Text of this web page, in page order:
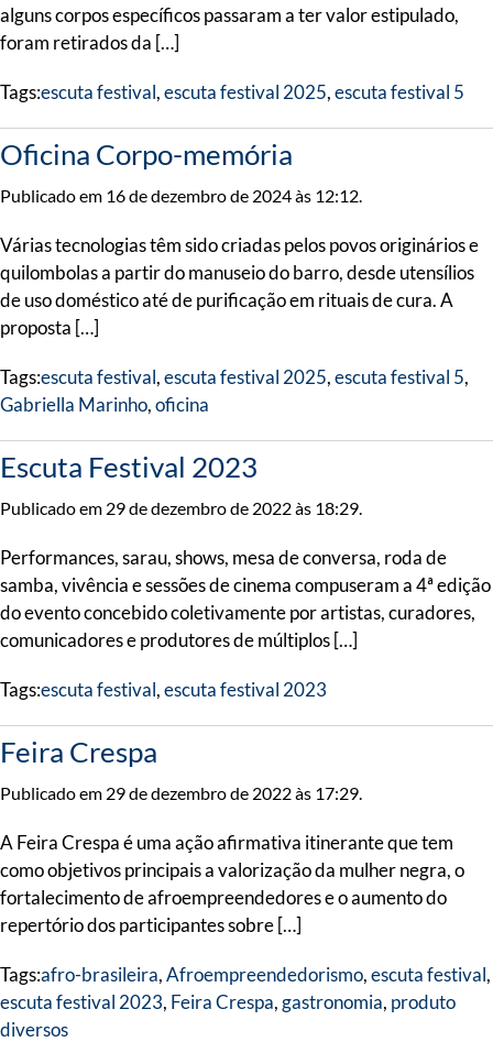
alguns corpos específicos passaram a ter valor estipulado,
foram retirados da […]
Tags:escuta festival,escuta festival 2025,escuta festival 5
Oficina Corpo-memória
Publicado em 16 de dezembro de 2024 às 12:12.
Várias tecnologias têm sido criadas pelos povos originários e
quilombolas a partir do manuseio do barro, desde utensílios
de uso doméstico até de purificação em rituais de cura. A
proposta […]
Tags:escuta festival,escuta festival 2025,escuta festival 5,
Gabriella Marinho,oficina
Escuta Festival 2023
Publicado em 29 de dezembro de 2022 às 18:29.
Performances, sarau, shows, mesa de conversa, roda de
samba, vivência e sessões de cinema compuseram a 4ª edição
do evento concebido coletivamente por artistas, curadores,
comunicadores e produtores de múltiplos […]
Tags:escuta festival,escuta festival 2023
Feira Crespa
Publicado em 29 de dezembro de 2022 às 17:29.
A Feira Crespa é uma ação afirmativa itinerante que tem
como objetivos principais a valorização da mulher negra, o
fortalecimento de afroempreendedores e o aumento do
repertório dos participantes sobre […]
Tags:afro-brasileira,Afroempreendedorismo,escuta festival,
escuta festival 2023, Feira Crespa, gastronomia, produto
diversos